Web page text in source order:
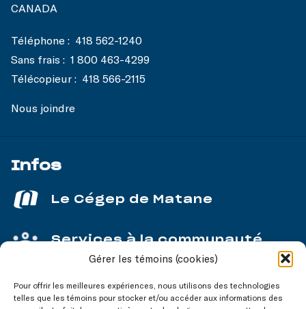
Gérer les témoins (cookies)
Pour offrir les meilleures expériences, nous utilisons des technologies
telles que les témoins pour stocker et/ou accéder aux informations des
CANADA
Téléphone : 418 562-1240
Sans frais : 1 800 463-4299
Télécopieur : 418 566-2115
Nous joindre
Infos
Le Cégep de Matane
Services à la communauté
Service aux entreprises